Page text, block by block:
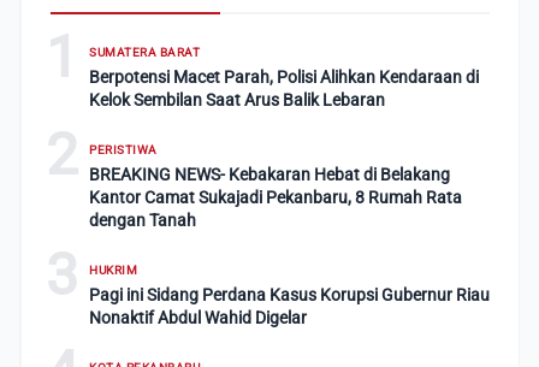
1 SUMATERA BARAT
Berpotensi Macet Parah, Polisi Alihkan Kendaraan di
Kelok Sembilan Saat Arus Balik Lebaran
2 PERISTIWA
BREAKING NEWS- Kebakaran Hebat di Belakang
Kantor Camat Sukajadi Pekanbaru, 8 Rumah Rata
dengan Tanah
3 HUKRIM
Pagi ini Sidang Perdana Kasus Korupsi Gubernur Riau
Nonaktif Abdul Wahid Digelar